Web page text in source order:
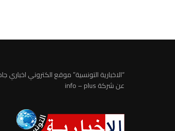
“الاخبارية التونسية” موقع الكتروني اخباري
عن شركة info – plus